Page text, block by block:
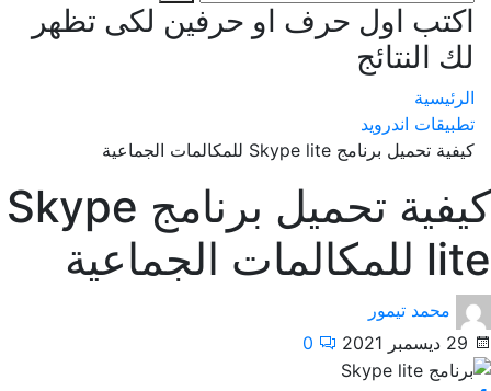
اكتب اول حرف او حرفين لكى تظهر
لك النتائج
الرئيسية
تطبيقات اندرويد
كيفية تحميل برنامج Skype lite للمكالمات الجماعية
كيفية تحميل برنامج Skype
lite للمكالمات الجماعية
محمد تيمور
29 ديسمبر 2021
0